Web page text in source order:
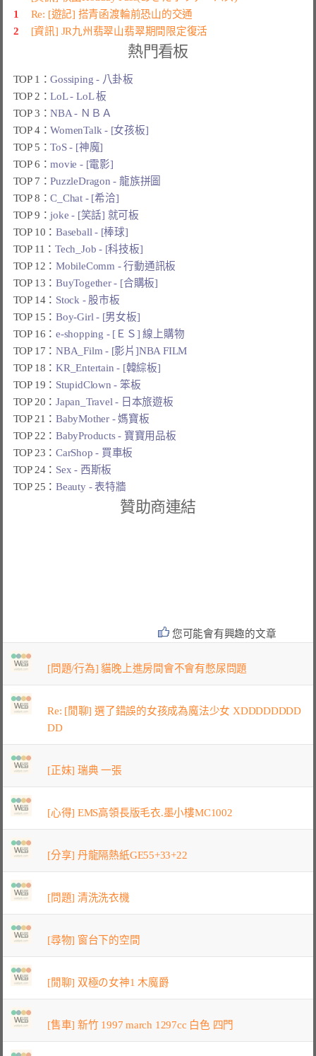
1
Re: [遊記] 搭青函渡輪前恐山的交通
2
[資訊] JR九州翡翠山翡翠期間限定復活
熱門看板
TOP 1：Gossiping - 八卦板
TOP 2：LoL - LoL 板
TOP 3：NBA - ＮＢＡ
TOP 4：WomenTalk - [女孩板]
TOP 5：ToS - [神魔]
TOP 6：movie - [電影]
TOP 7：PuzzleDragon - 龍族拼圖
TOP 8：C_Chat - [希洽]
TOP 9：joke - [笑話] 就可板
TOP 10：Baseball - [棒球]
TOP 11：Tech_Job - [科技板]
TOP 12：MobileComm - 行動通訊板
TOP 13：BuyTogether - [合購板]
TOP 14： Stock - 股市板
TOP 15：Boy-Girl - [男女板]
TOP 16：e-shopping - [ＥＳ] 線上購物
TOP 17：NBA_Film - [影片]NBA FILM
TOP 18：KR_Entertain - [韓綜板]
TOP 19： StupidClown - 笨板
TOP 20：Japan_Travel - 日本旅遊板
TOP 21：BabyMother - 媽寶板
TOP 22：BabyProducts - 寶寶用品板
TOP 23：CarShop - 買車板
TOP 24： Sex - 西斯板
TOP 25：Beauty - 表特牆
贊助商連結
您可能會有興趣的文章
[問題/行為] 貓晚上進房間會不會有憋尿問題
Re: [閒聊] 選了錯誤的女孩成為魔法少女 XDDDDDDDD
DD
[正妹] 瑞典 一張
[心得] EMS高領長版毛衣.墨小樓MC1002
[分享] 丹龍隔熱紙GE55+33+22
[問題] 清洗洗衣機
[尋物] 窗台下的空間
[閒聊] 双極の女神1 木魔爵
[售車] 新竹 1997 march 1297cc 白色 四門